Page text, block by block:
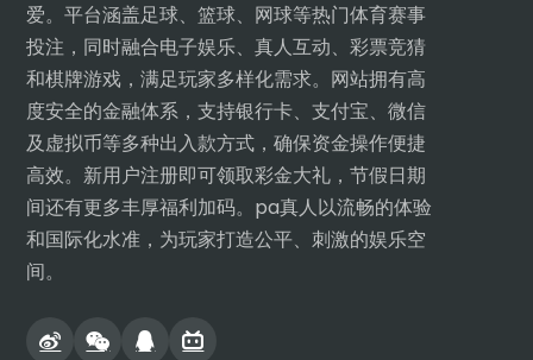
爱。平台涵盖足球、篮球、网球等热门体育赛事
投注，同时融合电子娱乐、真人互动、彩票竞猜
和棋牌游戏，满足玩家多样化需求。网站拥有高
度安全的金融体系，支持银行卡、支付宝、微信
及虚拟币等多种出入款方式，确保资金操作便捷
高效。新用户注册即可领取彩金大礼，节假日期
间还有更多丰厚福利加码。pa真人以流畅的体验
和国际化水准，为玩家打造公平、刺激的娱乐空
间。